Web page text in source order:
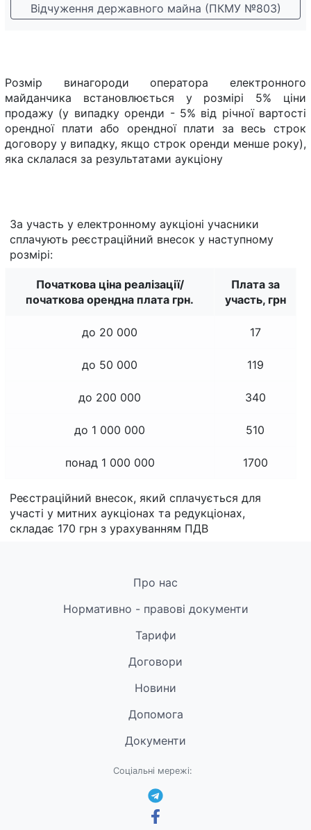
Відчуження державного майна (ПКМУ №803)
Розмір винагороди оператора електронного
майданчика встановлюється у розмірі 5% ціни
продажу (у випадку оренди - 5% від річної вартості
орендної плати або орендної плати за весь строк
договору у випадку, якщо строк оренди менше року),
яка склалася за результатами аукціону
За участь у електронному аукціоні учасники
сплачують реєстраційний внесок у наступному
розмірі:
Початкова ціна реалізації/
початкова орендна плата грн.
Плата за
участь, грн
до 20 000 17
до 50 000 119
до 200 000 340
до 1 000 000 510
понад 1 000 000 1700
Реєстраційний внесок, який сплачується для
участі у митних аукціонах та редукціонах,
складає 170 грн з урахуванням ПДВ
Про нас
Нормативно - правові документи
Тарифи
Договори
Новини
Допомога
Документи
Соціальні мережі: